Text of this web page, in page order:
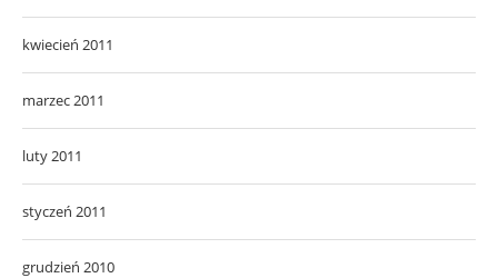
kwiecień 2011
marzec 2011
luty 2011
styczeń 2011
grudzień 2010